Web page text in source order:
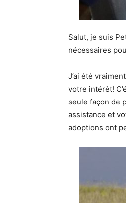
Salut, je suis
nécessaires
J’ai été
votre intérêt!
seule façon de
assistance et
adoptions ont